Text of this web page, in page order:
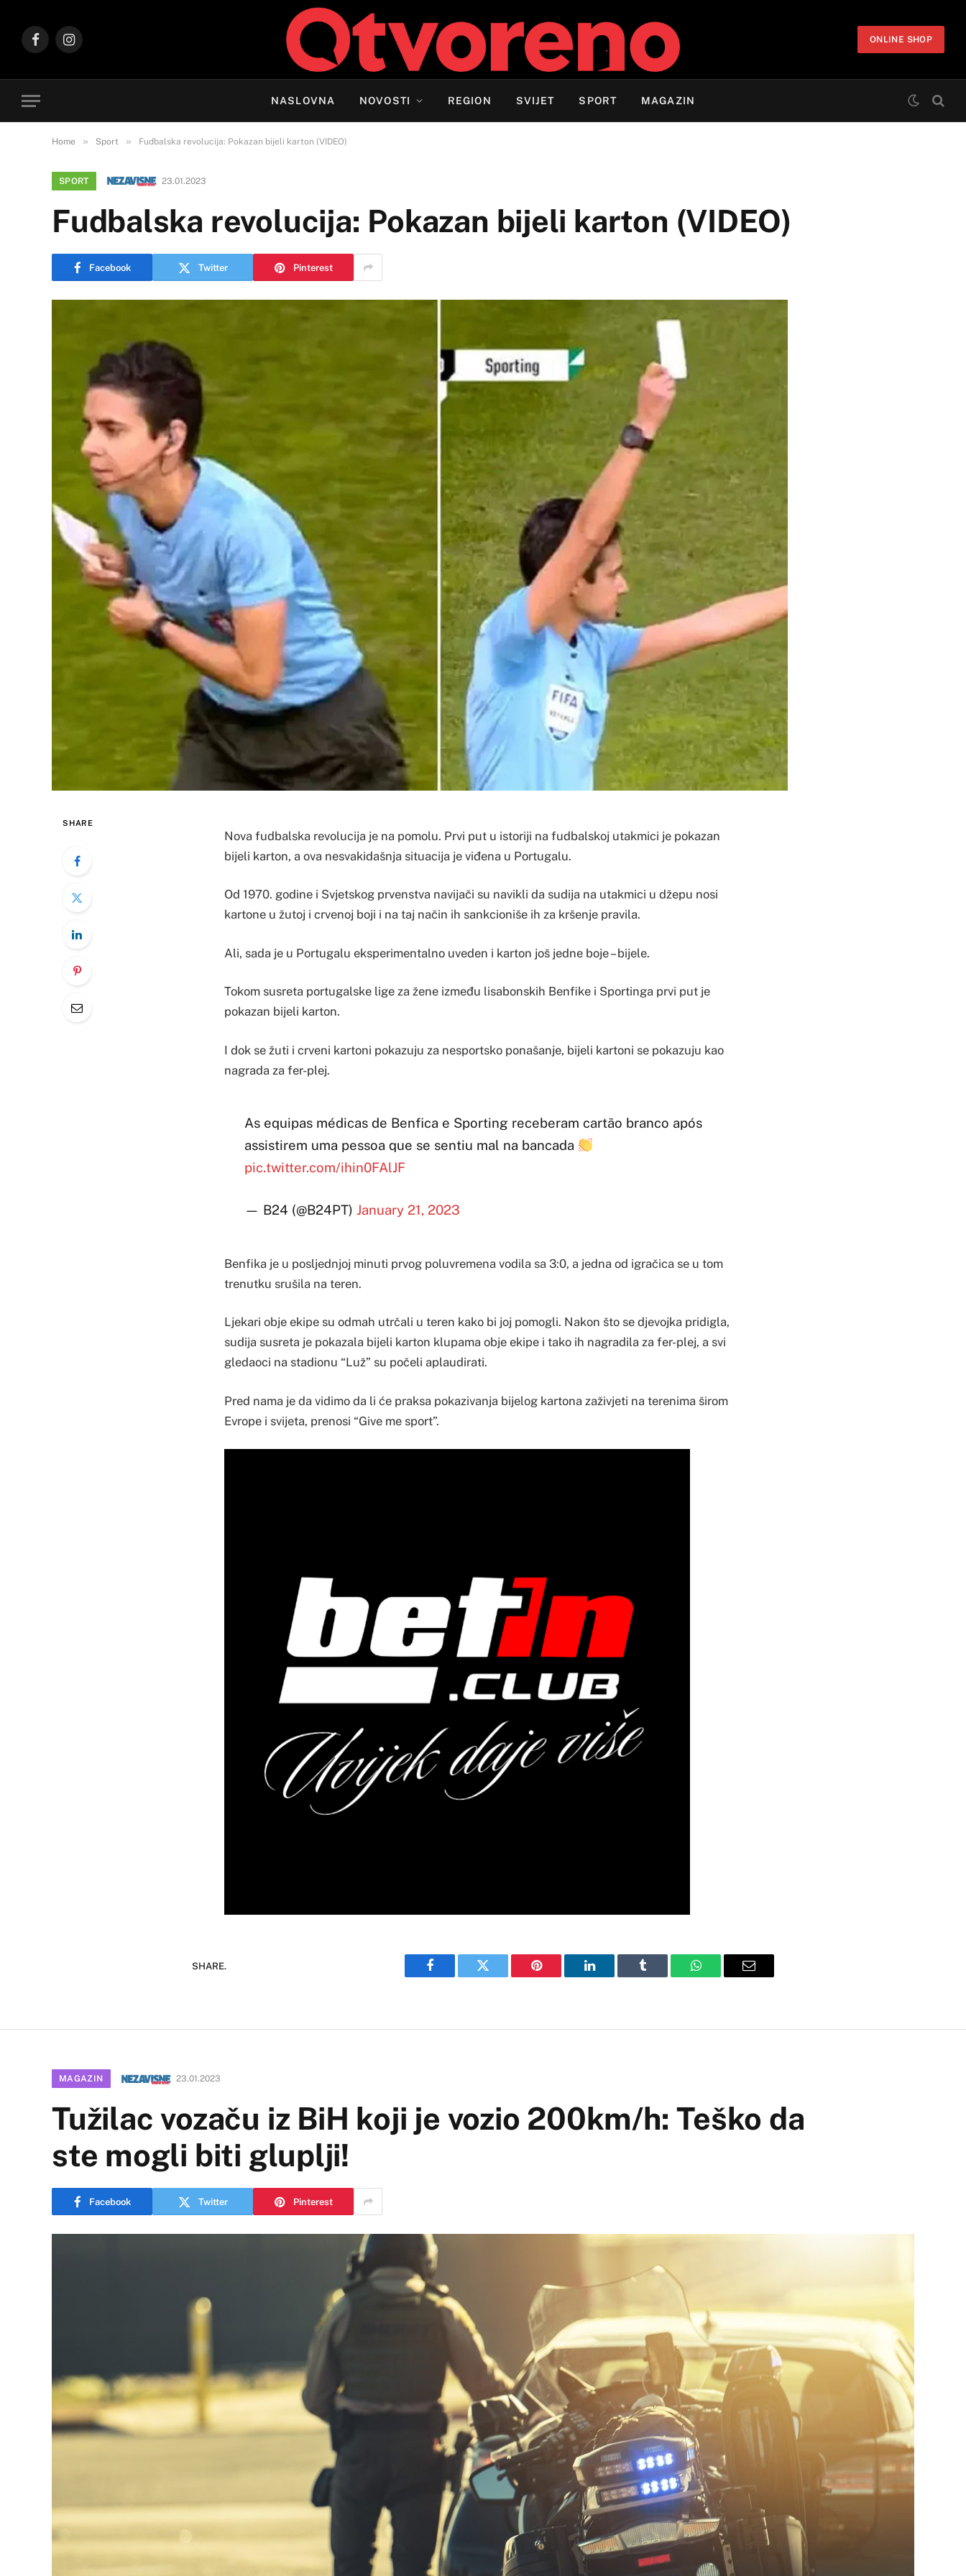
FacebookInstagram
ONLINE SHOP
NASLOVNA NOVOSTI REGION SVIJET SPORT MAGAZIN
Home » Sport » Fudbalska revolucija: Pokazan bijeli karton (VIDEO)
SPORT 23.01.2023
Fudbalska revolucija: Pokazan bijeli karton (VIDEO)
Facebook Twitter Pinterest
SHARE
Nova fudbalska revolucija je na pomolu. Prvi put u istoriji na fudbalskoj utakmici je pokazan
bijeli karton, a ova nesvakidašnja situacija je viđena u Portugalu.
Od 1970. godine i Svjetskog prvenstva navijači su navikli da sudija na utakmici u džepu nosi
kartone u žutoj i crvenoj boji i na taj način ih sankcioniše ih za kršenje pravila.
Ali, sada je u Portugalu eksperimentalno uveden i karton još jedne boje – bijele.
Tokom susreta portugalske lige za žene između lisabonskih Benfike i Sportinga prvi put je
pokazan bijeli karton.
I dok se žuti i crveni kartoni pokazuju za nesportsko ponašanje, bijeli kartoni se pokazuju kao
nagrada za fer-plej.
As equipas médicas de Benfica e Sporting receberam cartão branco após
assistirem uma pessoa que se sentiu mal na bancada
pic.twitter.com/ihin0FAlJF
— B24 (@B24PT) January 21, 2023
Benfika je u posljednjoj minuti prvog poluvremena vodila sa 3:0, a jedna od igračica se u tom
trenutku srušila na teren.
Ljekari obje ekipe su odmah utrčali u teren kako bi joj pomogli. Nakon što se djevojka pridigla,
sudija susreta je pokazala bijeli karton klupama obje ekipe i tako ih nagradila za fer-plej, a svi
gledaoci na stadionu “Luž” su počeli aplaudirati.
Pred nama je da vidimo da li će praksa pokazivanja bijelog kartona zaživjeti na terenima širom
Evrope i svijeta, prenosi “Give me sport”.
SHARE.
Facebook Twitter Pinterest LinkedIn Tumblr WhatsAppEmail
MAGAZIN 23.01.2023
Tužilac vozaču iz BiH koji je vozio 200km/h: Teško da
ste mogli biti gluplji!
Facebook Twitter Pinterest